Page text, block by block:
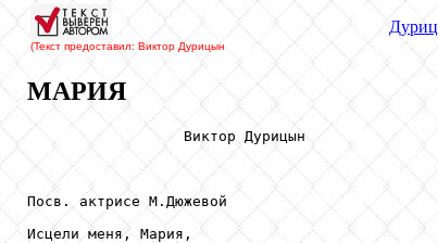
(Текст предоставил: Виктор Дурицын
МАРИЯ
                  Виктор Дурицын
Посв. актрисе М.Дюжевой
Исцели меня, Мария,